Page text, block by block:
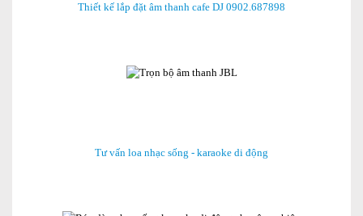
Thiết kế lắp đặt âm thanh cafe DJ 0902.687898
Tư vấn loa nhạc sống - karaoke di động